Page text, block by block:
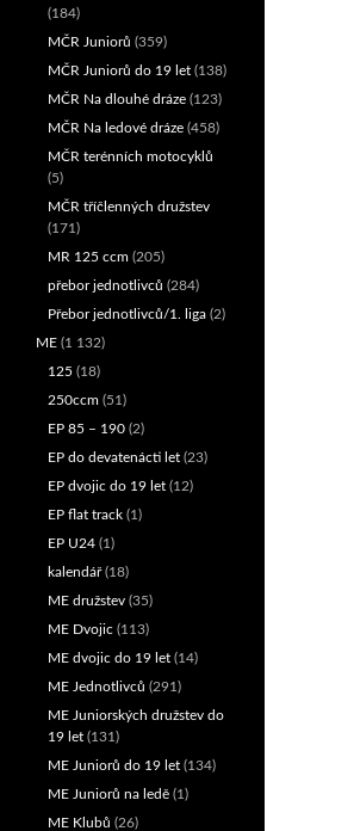
(184)
MČR Juniorů (359)
MČR Juniorů do 19 let (138)
MČR Na dlouhé dráze (123)
MČR Na ledové dráze (458)
MČR terénních motocyklů
(5)
MČR tříčlenných družstev
(171)
MR 125 ccm (205)
přebor jednotlivců (284)
Přebor jednotlivců/1. liga (2)
ME (1 132)
125 (18)
250ccm (51)
EP 85 – 190 (2)
EP do devatenácti let (23)
EP dvojic do 19 let (12)
EP flat track (1)
EP U24 (1)
kalendář(18)
ME družstev (35)
ME Dvojic (113)
ME dvojic do 19 let (14)
ME Jednotlivců (291)
ME Juniorských družstev do
19 let (131)
ME Juniorů do 19 let (134)
ME Juniorů na ledě (1)
ME Klubů (26)